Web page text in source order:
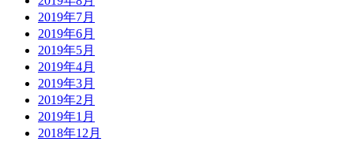
2019年7月
2019年6月
2019年5月
2019年4月
2019年3月
2019年2月
2019年1月
2018年12月